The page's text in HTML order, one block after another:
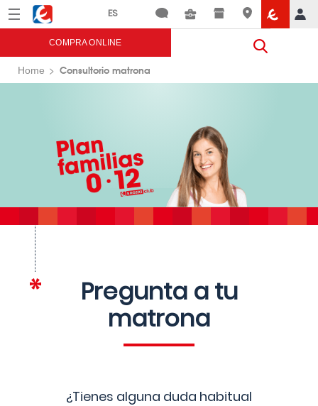
Menú Eroski
COMPRA ONLINE
Home Consultorio matrona
Pregunta a tu
matrona
¿Tienes alguna duda habitual